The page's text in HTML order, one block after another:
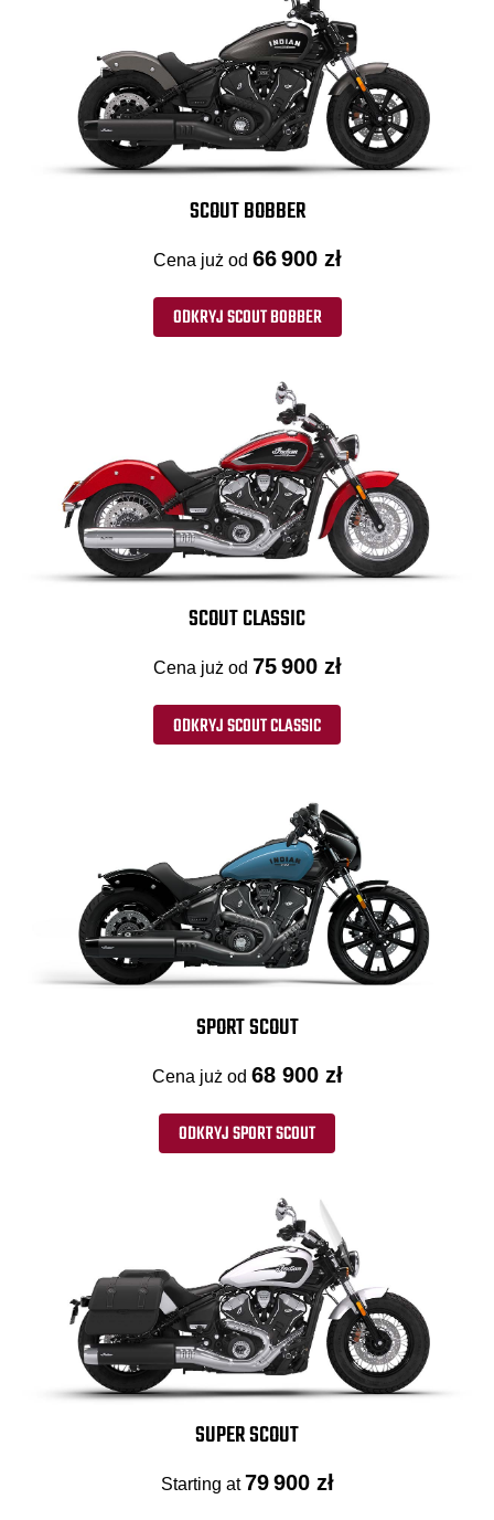
SCOUT BOBBER
Cena już od 66 900 zł
ODKRYJ SCOUT BOBBER
SCOUT CLASSIC
Cena już od 75 900 zł
ODKRYJ SCOUT CLASSIC
SPORT SCOUT
Cena już od 68 900 zł
ODKRYJ SPORT SCOUT
SUPER SCOUT
Starting at79 900 zł